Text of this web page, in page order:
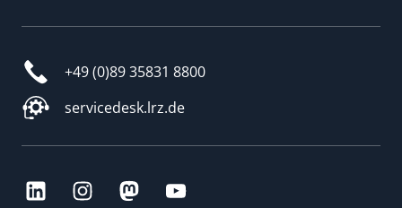
+49 (0)89 35831 8800
servicedesk.lrz.de